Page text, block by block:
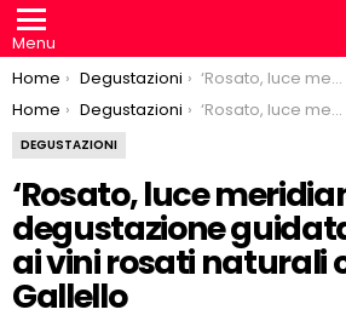
Menu
You are here:
Home Degustazioni
‘Rosato, luce meridiana’: degustazione guidata dedicata ai vini rosati naturali con Matteo Gallello
You are here:
Home Degustazioni ‘Rosato, luce meridiana’: degustazione guidata dedicata ai vini rosati naturali con Matteo Gallello
DEGUSTAZIONI
‘Rosato, luce
degustazione
ai vini rosati naturali
Gallello